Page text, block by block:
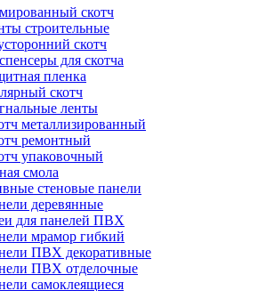
скотч
строительные
скотч
для скотча
пленка
скотч
ленты
металлизированный
ремонтный
упаковочный
смола
стеновые панели
деревянные
для панелей ПВХ
мрамор гибкий
ПВХ декоративные
ПВХ отделочные
самоклеящиеся